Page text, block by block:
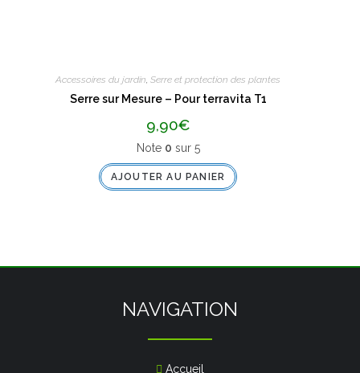
Accessoires du jardin, Serre et protection des plantes
Serre sur Mesure – Pour terravita T1
9,90€
Note 0 sur 5
AJOUTER AU PANIER
NAVIGATION
Accueil